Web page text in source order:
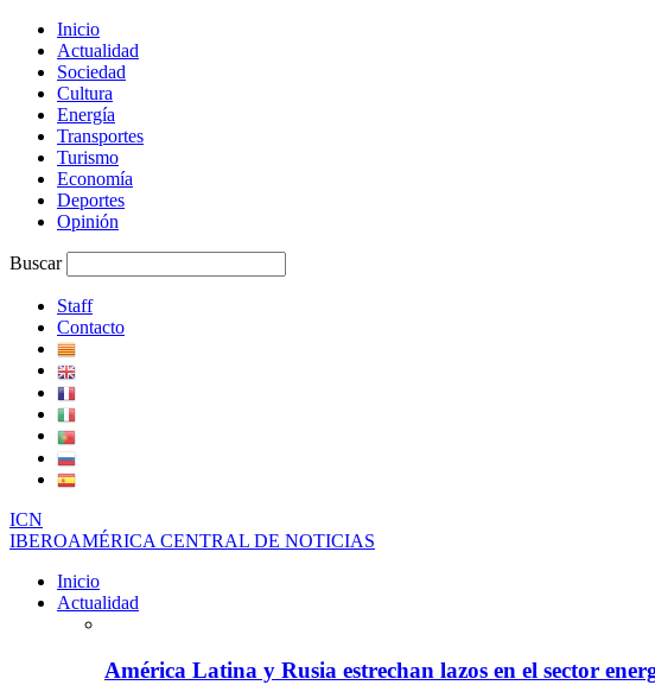
Inicio
Actualidad
Sociedad
Cultura
Energía
Transportes
Turismo
Economía
Deportes
Opinión
Buscar
Staff
Contacto
ICN
IBEROAMÉRICA CENTRAL DE NOTICIAS
Inicio
Actualidad
América Latina y Rusia estrechan lazos en el sector